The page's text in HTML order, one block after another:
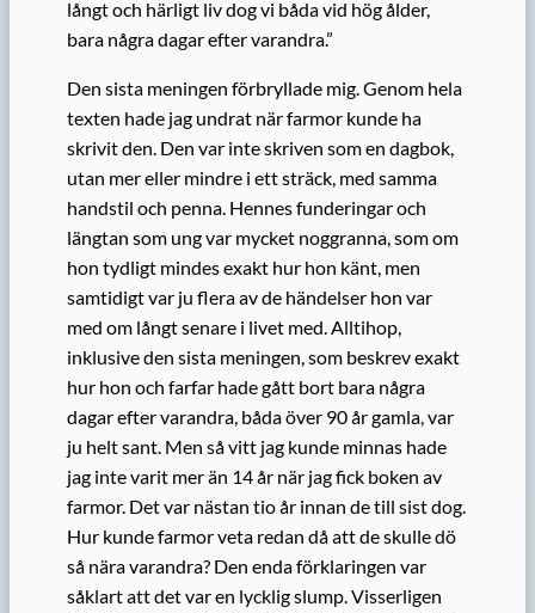
långt och härligt liv dog vi båda vid hög ålder,
bara några dagar efter varandra.”
Den sista meningen förbryllade mig. Genom hela
texten hade jag undrat när farmor kunde ha
skrivit den. Den var inte skriven som en dagbok,
utan mer eller mindre i ett sträck, med samma
handstil och penna. Hennes funderingar och
längtan som ung var mycket noggranna, som om
hon tydligt mindes exakt hur hon känt, men
samtidigt var ju flera av de händelser hon var
med om långt senare i livet med. Alltihop,
inklusive den sista meningen, som beskrev exakt
hur hon och farfar hade gått bort bara några
dagar efter varandra, båda över 90 år gamla, var
ju helt sant. Men så vitt jag kunde minnas hade
jag inte varit mer än 14 år när jag fick boken av
farmor. Det var nästan tio år innan de till sist dog.
Hur kunde farmor veta redan då att de skulle dö
så nära varandra? Den enda förklaringen var
såklart att det var en lycklig slump. Visserligen